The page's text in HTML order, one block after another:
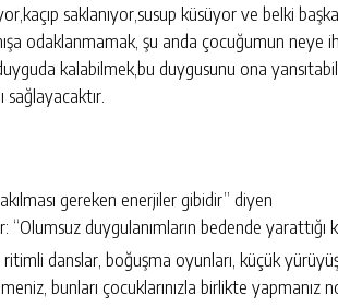
saklanıyor,susup küsüyor ve belki
odaklanmamak, şu anda çocuğumun neye
kalabilmek,bu duygusunu ona
sağlayacaktır.
gereken enerjiler gibidir” diyen
“Olumsuz duygulanımların bedende yarattığı
danslar, boğuşma oyunları, küçük
bunları çocuklarınızla birlikte yapmanız